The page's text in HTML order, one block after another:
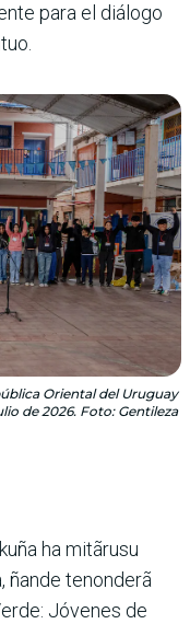
para el diálogo
Oriental del Uruguay
de 2026. Foto: Gentileza
ha mitãrusu
ñande tenonderã
Jóvenes de